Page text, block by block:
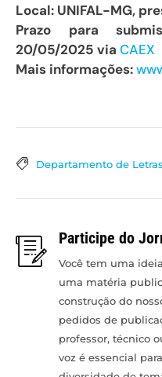
Local: UNIFAL-MG,
Prazo para
20/05/2025 via CAEX
Mais informações:
Departamento de Letras
Participe do
Você tem uma
uma matéria
construção do
pedidos de
professor, técnico
voz é essencial